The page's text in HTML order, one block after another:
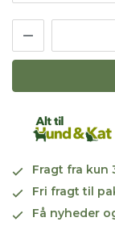
Fragt fra kun
Fri fragt til
Få nyheder